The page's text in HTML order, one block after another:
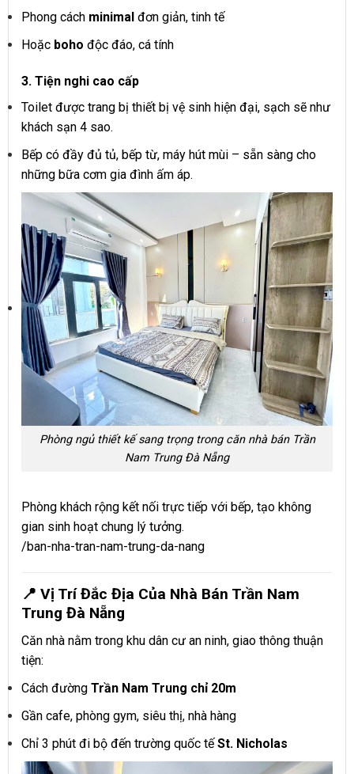
Phong cách minimal đơn giản, tinh tế
Hoặc boho độc đáo, cá tính
3. Tiện nghi cao cấp
Toilet được trang bị thiết bị vệ sinh hiện đại, sạch sẽ như
khách sạn 4 sao.
Bếp có đầy đủ tủ, bếp từ, máy hút mùi – sẵn sàng cho
những bữa cơm gia đình ấm áp.
Phòng ngủ thiết kế sang trọng trong căn nhà bán Trần
Nam Trung Đà Nẵng
Phòng khách rộng kết nối trực tiếp với bếp, tạo không
gian sinh hoạt chung lý tưởng.
/ban-nha-tran-nam-trung-da-nang
📍 Vị Trí Đắc Địa Của Nhà Bán Trần Nam
Trung Đà Nẵng
Căn nhà nằm trong khu dân cư an ninh, giao thông thuận
tiện:
Cách đường Trần Nam Trung chỉ 20m
Gần cafe, phòng gym, siêu thị, nhà hàng
Chỉ 3 phút đi bộ đến trường quốc tếSt. Nicholas